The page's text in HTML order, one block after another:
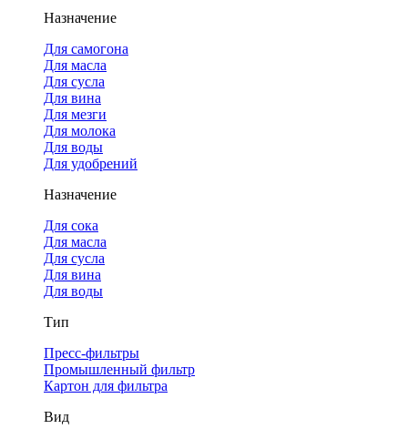
Назначение
Для самогона
Для масла
Для сусла
Для вина
Для мезги
Для молока
Для воды
Для удобрений
Назначение
Для сока
Для масла
Для сусла
Для вина
Для воды
Тип
Пресс-фильтры
Промышленный фильтр
Картон для фильтра
Вид